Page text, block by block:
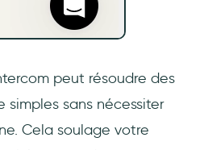
peut résoudre des
simples sans nécessiter
Cela soulage votre